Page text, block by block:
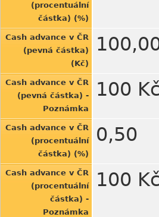
(procentuální
částka) (%)
Cash advance v ČR
(pevná částka)
(Kč)
Cash advance v ČR
(pevná částka) -
Poznámka
100
Cash advance v ČR
(procentuální
částka) (%)
0,50
Cash advance v ČR
(procentuální
částka) -
Poznámka
100